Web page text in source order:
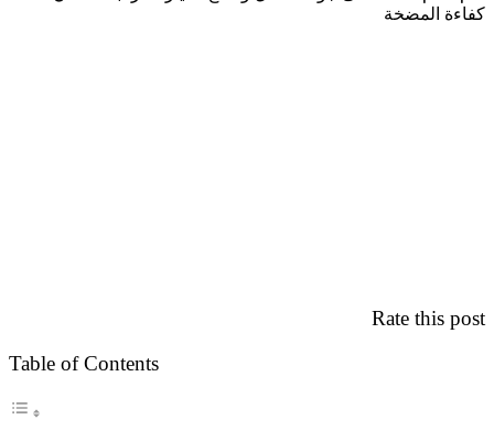
كفاءة المضخة
Rate this post
Table of Contents